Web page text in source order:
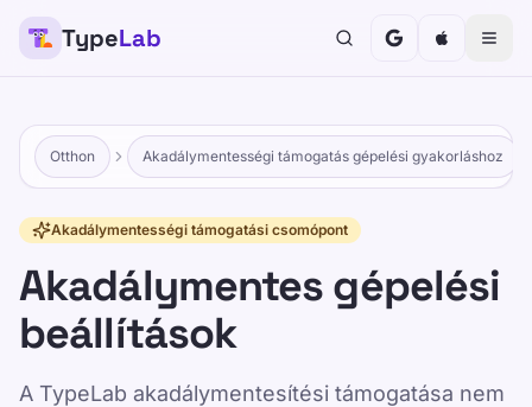
TypeLab
Otthon Akadálymentességi támogatás gépelési gyakorláshoz
Akadálymentességi támogatási csomópont
Akadálymentes gépelési
beállítások
A TypeLab akadálymentesítési támogatása nem